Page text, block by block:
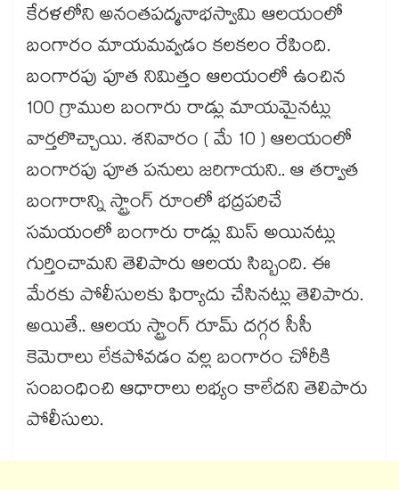
కేరళలోని అనంతపద్మనాభస్వామి ఆలయంలో
బంగారం మాయమవ్వడం కలకలం రేపింది.
బంగారపు పూత నిమిత్తం ఆలయంలో ఉంచిన
100 గ్రాముల బంగారు రాడ్లు మాయమైనట్లు
వార్తలొచ్చాయి. శనివారం ( మే 10 ) ఆలయంలో
బంగారపు పూత పనులు జరిగాయని.. ఆ తర్వాత
బంగారాన్ని స్ట్రాంగ్ రూంలో భద్రపరిచే
సమయంలో బంగారు రాడ్లు మిస్ అయినట్లు
గుర్తించామని తెలిపారు ఆలయ సిబ్బంది. ఈ
మేరకు పోలీసులకు ఫిర్యాదు చేసినట్లు తెలిపారు.
అయితే.. ఆలయ స్ట్రాంగ్ రూమ్ దగ్గర సీసీ
కెమెరాలు లేకపోవడం వల్ల బంగారం చోరీకి
సంబంధించి ఆధారాలు లభ్యం కాలేదని తెలిపారు
పోలీసులు.